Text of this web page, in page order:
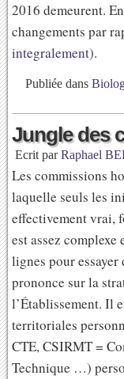
2016 demeurent.
changements par
integralement).
Publiée dans
Jungle des
Ecrit parRaphael
Les commissions
laquelle seuls les
effectivement vrai,
est assez
lignes pour
prononce sur la
l’Établissement. Il
territoriales
CTE, CSIRMT =
Technique …)